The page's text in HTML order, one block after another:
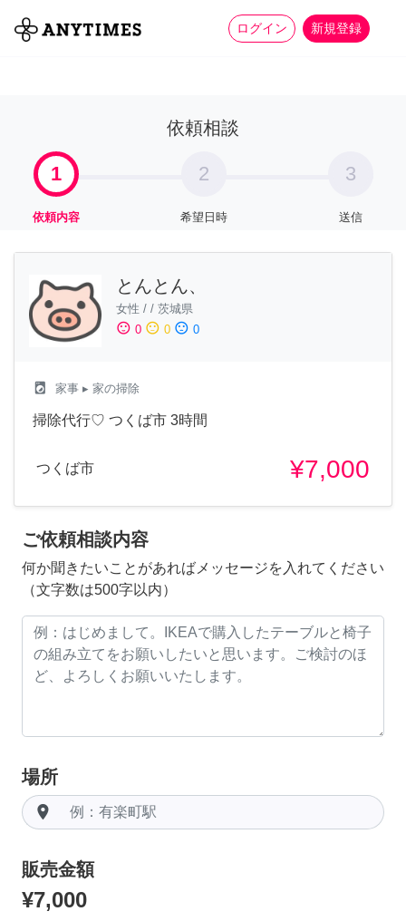
ログイン 新規登録
全て 家事 more_horiz
依頼相談
1
依頼内容
2
希望日時
3
送信
とんとん、
女性 / / 茨城県
sentiment_satisfied 0 sentiment_neutral 0 sentiment_dissatisfied 0
local_laundry_service 家事 ▸ 家の掃除
掃除代行♡ つくば市 3時間
つくば市 ¥7,000
ご依頼相談内容
何か聞きたいことがあればメッセージを入れてください
（文字数は500字以内）
場所
room
販売金額
¥7,000